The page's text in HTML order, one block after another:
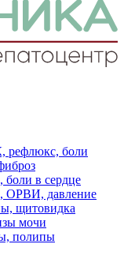
рефлюкс, боли
боли в сердце
ОРВИ, давление
щитовидка
мочи
полипы